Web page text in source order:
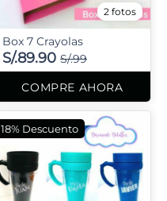
2 fotos
Box 7 Crayolas
S/.89.90 S/.99
COMPRE AHORA
18% Descuento